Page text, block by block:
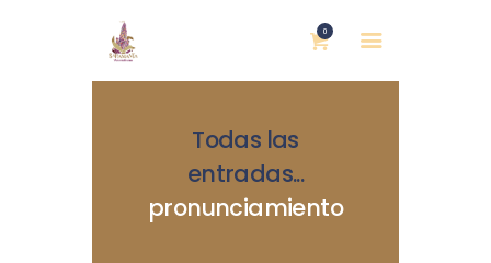
0
Todas las
entradas...
pronunciamiento